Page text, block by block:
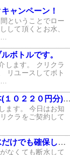
ャンペーン！
ということでロー
して頂くとお水、
…
ボトルです。
します。 クリクラ
リユースしてボト
２２０円分)無料！
ます。 今日はお知
クラをご契約して
確保しませんか？
なくても断水して